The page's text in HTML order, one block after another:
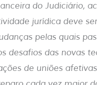
do Judiciário,
jurídica deve
pelas quais
desafios das novas
de uniões